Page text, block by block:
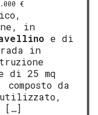
€
in
e di
in
di 25 mq
da
utilizzato,
[…]